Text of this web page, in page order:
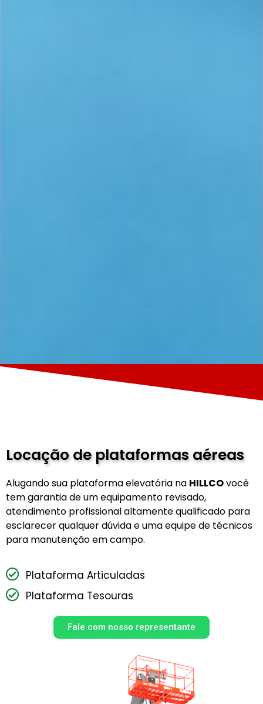
Locação de plataformas aéreas
Alugando sua plataforma elevatória na HILLCOvocê
tem garantia de um equipamento revisado,
atendimento profissional altamente qualificado para
esclarecer qualquer dúvida e uma equipe de técnicos
para manutenção em campo.
Plataforma Articuladas
Plataforma Tesouras
Fale com nosso representante